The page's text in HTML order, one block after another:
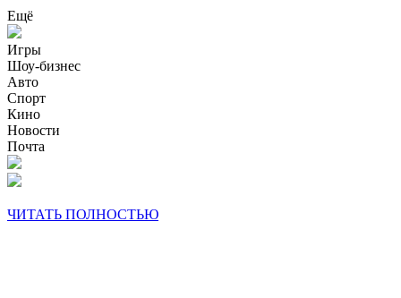
Ещё
Игры
Шоу-бизнес
Авто
Спорт
Кино
Новости
Почта
ЧИТАТЬ ПОЛНОСТЬЮ